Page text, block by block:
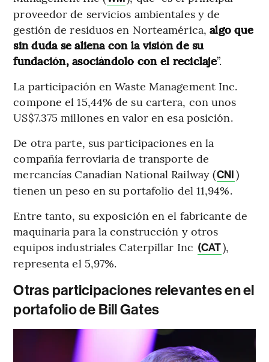
proveedor de servicios ambientales y de
gestión de residuos en Norteamérica,algo que
sin duda se aliena con la visión de su
fundación, asociándolo con el reciclaje”.
La participación en Waste Management Inc.
compone el 15,44% de su cartera, con unos
US$7.375 millones en valor en esa posición.
De otra parte, sus participaciones en la
compañía ferroviaria de transporte de
mercancías Canadian National Railway (CNI)
tienen un peso en su portafolio del 11,94%.
Entre tanto, su exposición en el fabricante de
maquinaria para la construcción y otros
equipos industriales Caterpillar Inc (CAT),
representa el 5,97%.
Otras participaciones relevantes en el
portafolio de Bill Gates